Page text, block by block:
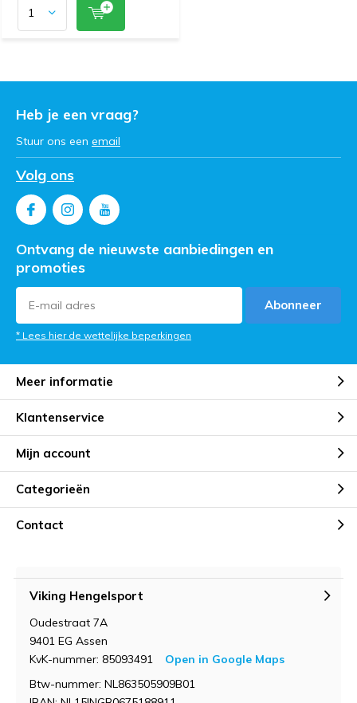
Heb je een vraag?
Stuur ons een email
Volg ons
Ontvang de nieuwste aanbiedingen en
promoties
Abonneer
* Lees hier de wettelijke beperkingen
Meer informatie
Klantenservice
Mijn account
Categorieën
Contact
Viking Hengelsport
Oudestraat 7A
9401 EG Assen
KvK-nummer: 85093491
Open in Google Maps
Btw-nummer: NL863505909B01